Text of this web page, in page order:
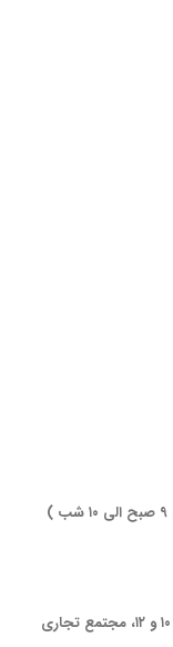
مشهد، خیابان سعدی، بین سعدی ۱۰ و ۱۲، مجتمع تجاری